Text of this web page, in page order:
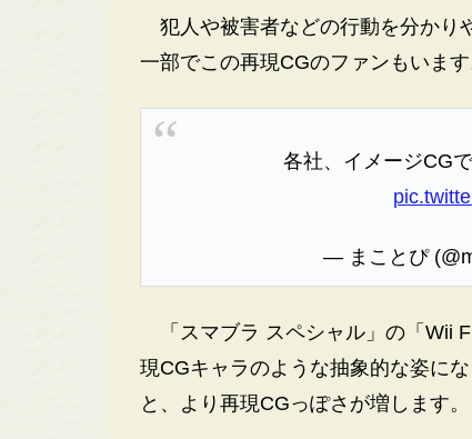
犯人や被害者などの行動を分かり
一部でこの再現CGのファンもいます
各社、イメージCG
— まことぴ
「スマブラ スペシャル」の「Wii
現CGキャラのような抽象的な姿に
と、より再現CGっぽさが増します。